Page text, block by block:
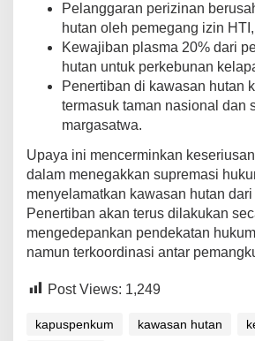
Pelanggaran perizinan
hutan oleh pemegang izin HTI,
Kewajiban plasma 20% dari
hutan untuk perkebunan
Penertiban di kawasan hutan
termasuk taman nasional dan
margasatwa.
Upaya ini mencerminkan
dalam menegakkan supremasi
menyelamatkan kawasan hutan
Penertiban akan terus dilakukan
mengedepankan pendekatan
namun terkoordinasi antar
Post Views: 1,249
kapuspenkum kawasan hutan